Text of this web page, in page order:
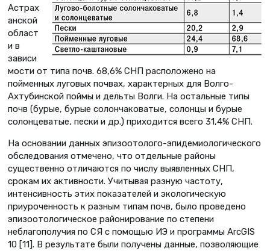
Астрах
анской
област
и в
зависи
мости от типа почв. 68,6% СНП расположено на
пойменных луговых почвах, характерных для Волго-
Ахтубинской поймы и дельты Волги. На остальные типы
почв (бурые, бурые солончаковатые, солонцы и бурые
солонцеватые, пески и др.) приходится всего 31,4% СНП.
На основании данных эпизоотолого-эпидемиологического
обследования отмечено, что отдельные районы
существенно отличаются по числу выявленных СНП,
срокам их активности. Учитывая разную частоту,
интенсивность этих показателей и экологическую
приуроченность к разным типам почв, было проведено
эпизоотологическое районирование по степени
неблагополучия по СЯ с помощью ИЭ и программы ArcGIS
10 [11]. В результате были получены данные, позволяющие